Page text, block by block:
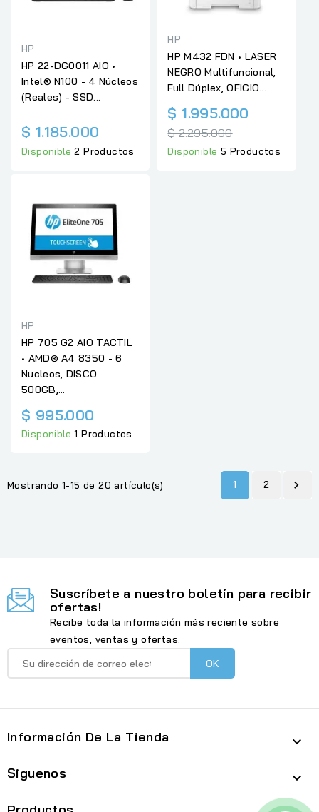
HP
HP 22-DG0011 AIO •
Intel® N100 - 4 Núcleos
(Reales) - SSD...
$ 1.185.000
Disponible2 Productos
HP
HP M432 FDN • LASER
NEGRO Multifuncional,
Full Dúplex, OFICIO...
$ 1.995.000
$ 2.295.000
Disponible 5 Productos
HP
HP 705 G2 AIO TACTIL
• AMD® A4 8350 - 6
Nucleos, DISCO
500GB,...
$ 995.000
Disponible1 Productos
Mostrando 1-15 de 20 artículo(s) 1 2 
Suscríbete a nuestro boletín para recibir
ofertas!
Recibe toda la información más reciente sobre
eventos, ventas y ofertas.
Información De La Tienda 
Siguenos 